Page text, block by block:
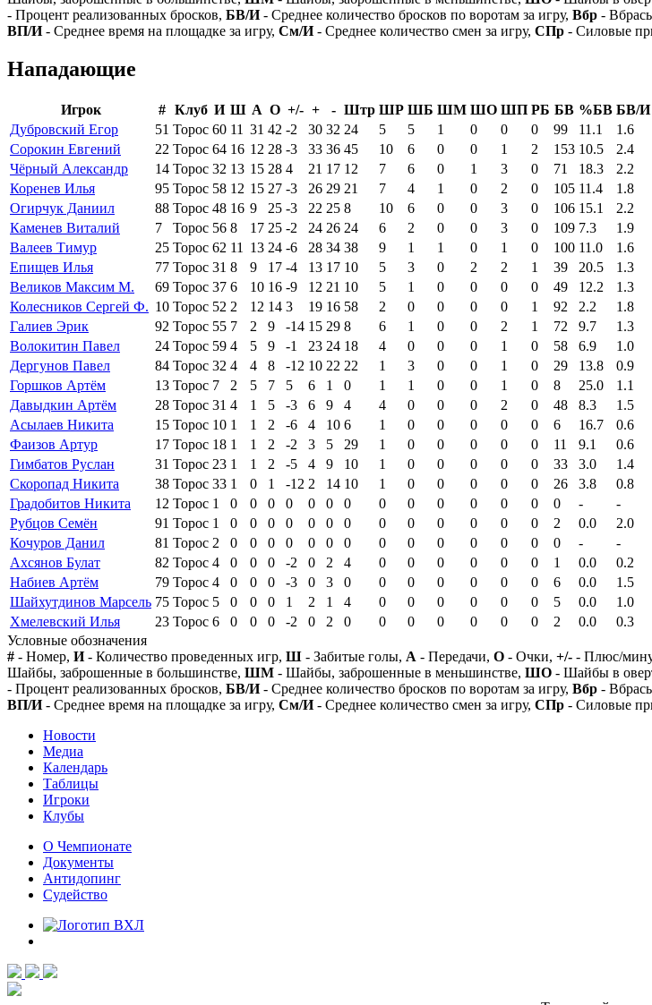
- Процент реализованных бросков, БВ/И- Среднее количество бросков по воротам за игру, Вбр -
ВП/И- Среднее время на площадке за игру, См/И- Среднее количество смен за игру, СПр - Силовые
Нападающие
Игрок # Клуб И Ш А О +/- + - Штр ШР ШБ ШМ ШО ШП РБ БВ %БВ БВ/И
Дубровский Егор
51 Торос 60 11 31 42 -2 30 32 24 5 5 1 0 0 0 99 11.1 1.6
Сорокин Евгений
22 Торос 64 16 12 28 -3 33 36 45 10 6 0 0 1 2 153 10.5 2.4
Чёрный Александр
14 Торос 32 13 15 28 4 21 17 12 7 6 0 1 3 0 71 18.3 2.2
Коренев Илья
95 Торос 58 12 15 27 -3 26 29 21 7 4 1 0 2 0 105 11.4 1.8
Огирчук Даниил
88 Торос 48 16 9 25 -3 22 25 8 10 6 0 0 3 0 106 15.1 2.2
Каменев Виталий
7 Торос 56 8 17 25 -2 24 26 24 6 2 0 0 3 0 109 7.3 1.9
Валеев Тимур
25 Торос 62 11 13 24 -6 28 34 38 9 1 1 0 1 0 100 11.0 1.6
Епищев Илья
77 Торос 31 8 9 17 -4 13 17 10 5 3 0 2 2 1 39 20.5 1.3
Великов Максим М.
69 Торос 37 6 10 16 -9 12 21 10 5 1 0 0 0 0 49 12.2 1.3
Колесников Сергей Ф. 10 Торос 52 2 12 14 3 19 16 58 2 0 0 0 0 1 92 2.2 1.8
Галиев Эрик
92 Торос 55 7 2 9 -14 15 29 8 6 1 0 0 2 1 72 9.7 1.3
Волокитин Павел
24 Торос 59 4 5 9 -1 23 24 18 4 0 0 0 1 0 58 6.9 1.0
Дергунов Павел
84 Торос 32 4 4 8 -12 10 22 22 1 3 0 0 1 0 29 13.8 0.9
Горшков Артём
13 Торос 7 2 5 7 5 6 1 0 1 1 0 0 1 0 8 25.0 1.1
Давыдкин Артём
28 Торос 31 4 1 5 -3 6 9 4 4 0 0 0 2 0 48 8.3 1.5
Асылаев Никита
15 Торос 10 1 1 2 -6 4 10 6 1 0 0 0 0 0 6 16.7 0.6
Фаизов Артур
17 Торос 18 1 1 2 -2 3 5 29 1 0 0 0 0 0 11 9.1 0.6
Гимбатов Руслан
31 Торос 23 1 1 2 -5 4 9 10 1 0 0 0 0 0 33 3.0 1.4
Скоропад Никита
38 Торос 33 1 0 1 -12 2 14 10 1 0 0 0 0 0 26 3.8 0.8
Градобитов Никита
12 Торос 1 0 0 0 0 0 0 0 0 0 0 0 0 0 0 - -
Рубцов Семён
91 Торос 1 0 0 0 0 0 0 0 0 0 0 0 0 0 2 0.0 2.0
Кочуров Данил
81 Торос 2 0 0 0 0 0 0 0 0 0 0 0 0 0 0 - -
Ахсянов Булат
82 Торос 4 0 0 0 -2 0 2 4 0 0 0 0 0 0 1 0.0 0.2
Набиев Артём
79 Торос 4 0 0 0 -3 0 3 0 0 0 0 0 0 0 6 0.0 1.5
Шайхутдинов Марсель 75 Торос 5 0 0 0 1 2 1 4 0 0 0 0 0 0 5 0.0 1.0
Хмелевский Илья
23 Торос 6 0 0 0 -2 0 2 0 0 0 0 0 0 0 2 0.0 0.3
Условные обозначения
# - Номер, И- Количество проведенных игр, Ш - Забитые голы, А - Передачи, О - Очки, +/- - Плюс/
Шайбы, заброшенные в большинстве, ШМ - Шайбы, заброшенные в меньшинстве, ШО - Шайбы в
- Процент реализованных бросков, БВ/И- Среднее количество бросков по воротам за игру, Вбр -
ВП/И- Среднее время на площадке за игру, См/И- Среднее количество смен за игру, СПр - Силовые
Новости
Медиа
Календарь
Таблицы
Игроки
Клубы
О Чемпионате
Документы
Антидопинг
Судейство